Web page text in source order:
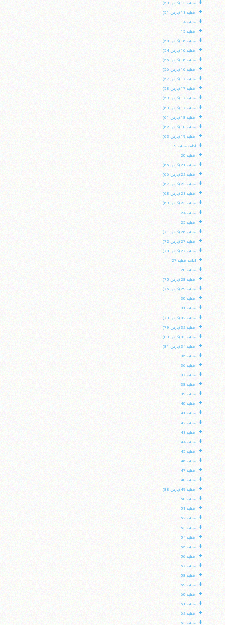
+ خطبه 13 (درس 50)
+ خطبه 13 (درس 51)
+ خطبه 14
+ خطبه 15
+ خطبه 16 (درس 53)
+ خطبه 16 (درس 54)
+ خطبه 16 (درس 55)
+ خطبه 16 (درس 56)
+ خطبه 17 (درس 57)
+ خطبه 17 (درس 58)
+ خطبه 17 (درس 59)
+ خطبه 17 (درس 60)
+ خطبه 18 (درس 61)
+ خطبه 18 (درس 62)
+ خطبه 19 (درس 63)
+ ادامه خطبه 19
+ خطبه 20
+ خطبه 21 (درس 65)
+ خطبه 22 (درس 66)
+ خطبه 23 (درس 67)
+ خطبه 23 (درس 68)
+ خطبه 23 (درس 69)
+ خطبه 24
+ خطبه 25
+ خطبه 26 (درس 71)
+ خطبه 27 (درس 72)
+ خطبه 27 (درس 73)
+ ادامه خطبه 27
+ خطبه 28
+ خطبه 28 (درس 75)
+ خطبه 29 (درس 76)
+ خطبه 30
+ خطبه 31
+ خطبه 32 (درس 78)
+ خطبه 32 (درس 79)
+ خطبه 33 (درس 80)
+ خطبه 34 (درس 81)
+ خطبه 35
+ خطبه 36
+ خطبه 37
+ خطبه 38
+ خطبه 39
+ خطبه 40
+ خطبه 41
+ خطبه 42
+ خطبه 43
+ خطبه 44
+ خطبه 45
+ خطبه 46
+ خطبه 47
+ خطبه 48
+ خطبه 49 (درس 88)
+ خطبه 50
+ خطبه 51
+ خطبه 52
+ خطبه 53
+ خطبه 54
+ خطبه 55
+ خطبه 56
+ خطبه 57
+ خطبه 58
+ خطبه 59
+ خطبه 60
+ خطبه 61
+ خطبه 62
+ خطبه 63